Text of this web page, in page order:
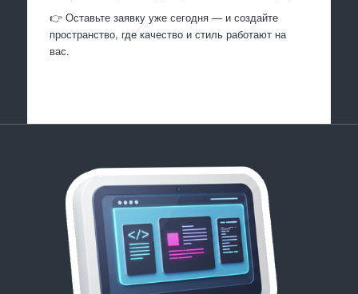
👉 Оставьте заявку уже сегодня — и создайте
пространство, где качество и стиль работают на
вас.